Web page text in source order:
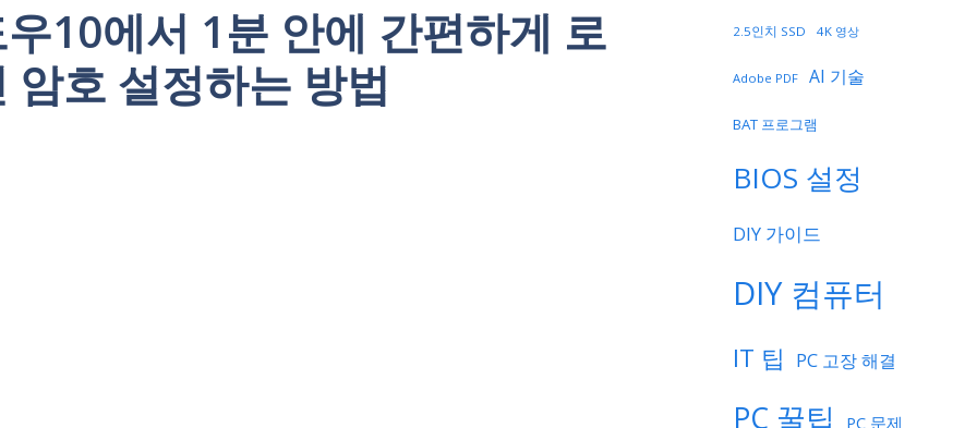
10에서 1분 안에 간편하게 로
암호 설정하는 방법
2.5인치 SSD 4K 영상
Adobe PDF AI 기술
BAT 프로그램
BIOS 설정
DIY 가이드
DIY 컴퓨터
IT 팁 PC 고장 해결
PC 꿀팁 PC 문제